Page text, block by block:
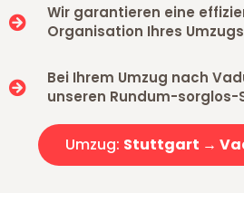
Wir garantieren eine
Organisation Ihres
Bei Ihrem Umzug nach
unseren Rundum-sorglos-
Umzug: Stuttgart →